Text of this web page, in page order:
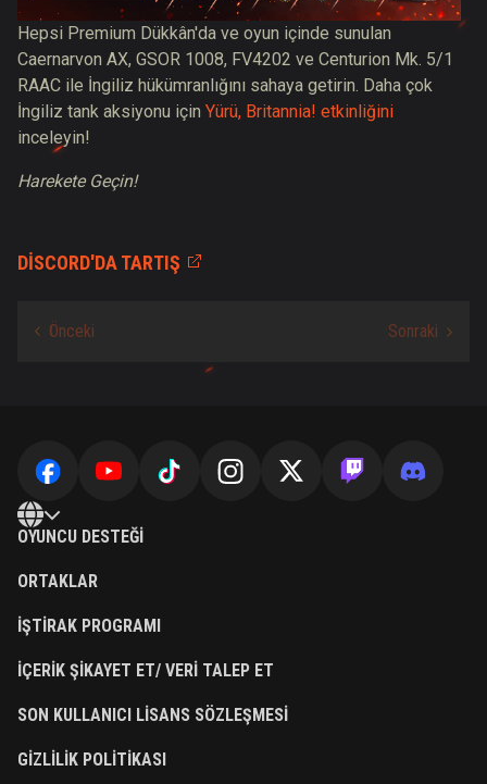
Hepsi Premium Dükkân'da ve oyun içinde sunulan
Caernarvon AX, GSOR 1008, FV4202 ve Centurion Mk. 5/1
RAAC ile İngiliz hükümranlığını sahaya getirin. Daha çok
İngiliz tank aksiyonu için Yürü, Britannia! etkinliğini
inceleyin!
Harekete Geçin!
DISCORD'DA TARTIŞ
OYUNCU DESTEĞI
ORTAKLAR
İŞTIRAK PROGRAMI
İÇERIK ŞIKAYET ET/ VERI TALEP ET
SON KULLANICI LISANS SÖZLEŞMESI
GIZLILIK POLITIKASI